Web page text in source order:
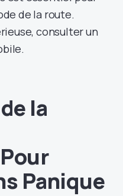
de la route.
consulter un
la
Panique